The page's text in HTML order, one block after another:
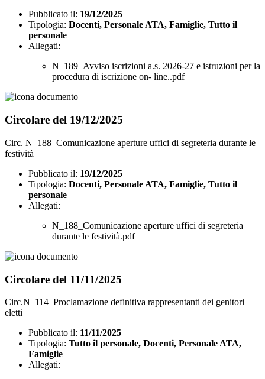
Pubblicato il: 19/12/2025
Tipologia: Docenti, Personale ATA, Famiglie, Tutto il
personale
Allegati:
N_189_Avviso iscrizioni a.s. 2026-27 e istruzioni per la
procedura di iscrizione on- line..pdf
Circolare del 19/12/2025
Circ. N_188_Comunicazione aperture uffici di segreteria durante le
festività
Pubblicato il: 19/12/2025
Tipologia: Docenti, Personale ATA, Famiglie, Tutto il
personale
Allegati:
N_188_Comunicazione aperture uffici di segreteria
durante le festività.pdf
Circolare del 11/11/2025
Circ.N_114_Proclamazione definitiva rappresentanti dei genitori
eletti
Pubblicato il: 11/11/2025
Tipologia: Tutto il personale, Docenti, Personale ATA,
Famiglie
Allegati: